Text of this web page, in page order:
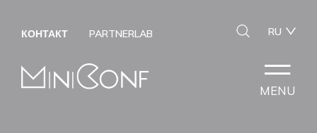
КОНТАКТ RU
PARTNERLAB
MENU